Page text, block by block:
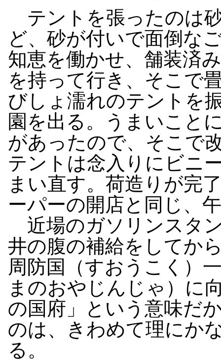
テントを張ったのは
ど、砂が付いで面倒な
知恵を働かせ、舗装済
を持って行き、そこで
びしょ濡れのテントを
園を出る。うまいこと
があったので、そこで
テントは念入りにビニ
まい直す。荷造りが完
ーパーの開店と同じ、
近場のガソリンスタ
井の腹の補給をしてか
周防国（すおうこく）
まのおやじんじゃ）に
の国府」という意味だ
のは、きわめて理にか
る。